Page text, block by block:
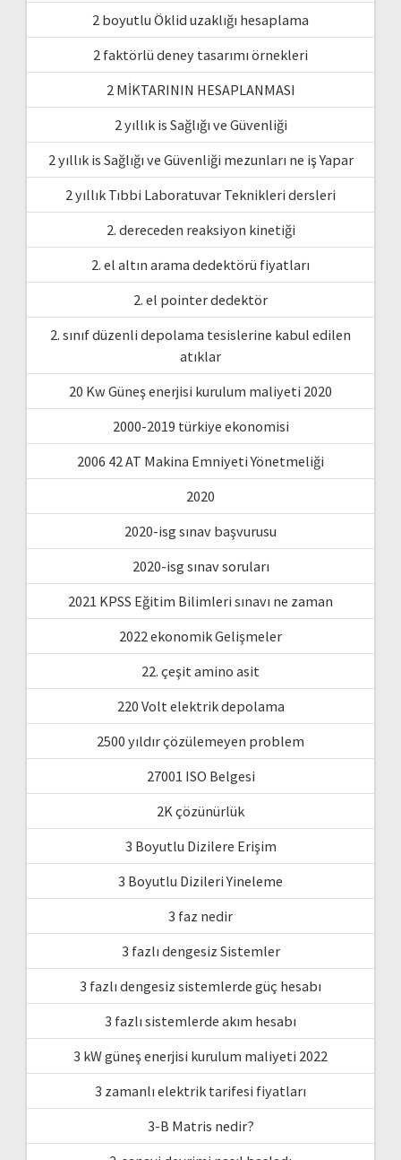
2 boyutlu Öklid uzaklığı hesaplama
2 faktörlü deney tasarımı örnekleri
2 MİKTARININ HESAPLANMASI
2 yıllık is Sağlığı ve Güvenliği
2 yıllık is Sağlığı ve Güvenliği mezunları ne iş Yapar
2 yıllık Tıbbi Laboratuvar Teknikleri dersleri
2. dereceden reaksiyon kinetiği
2. el altın arama dedektörü fiyatları
2. el pointer dedektör
2. sınıf düzenli depolama tesislerine kabul edilen
atıklar
20 Kw Güneş enerjisi kurulum maliyeti 2020
2000-2019 türkiye ekonomisi
2006 42 AT Makina Emniyeti Yönetmeliği
2020
2020-isg sınav başvurusu
2020-isg sınav soruları
2021 KPSS Eğitim Bilimleri sınavı ne zaman
2022 ekonomik Gelişmeler
22. çeşit amino asit
220 Volt elektrik depolama
2500 yıldır çözülemeyen problem
27001 ISO Belgesi
2K çözünürlük
3 Boyutlu Dizilere Erişim
3 Boyutlu Dizileri Yineleme
3 faz nedir
3 fazlı dengesiz Sistemler
3 fazlı dengesiz sistemlerde güç hesabı
3 fazlı sistemlerde akım hesabı
3 kW güneş enerjisi kurulum maliyeti 2022
3 zamanlı elektrik tarifesi fiyatları
3-B Matris nedir?